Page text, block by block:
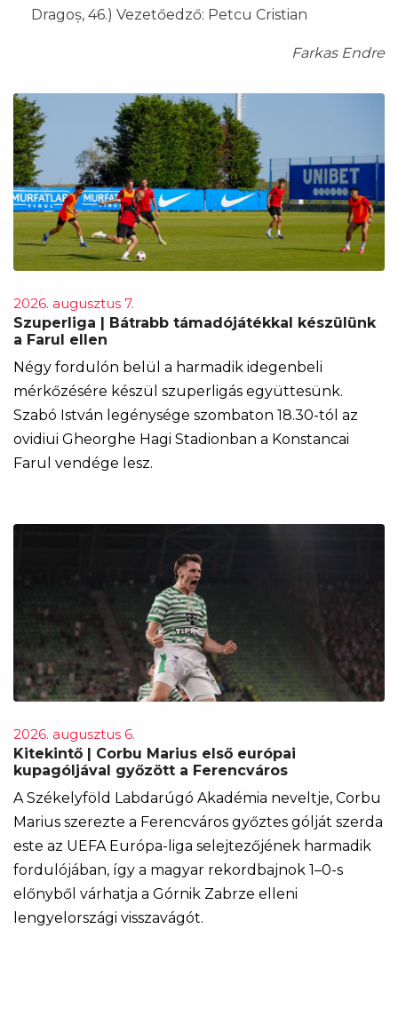
Dragoș, 46.) Vezetőedző: Petcu Cristian
Farkas Endre
2026. augusztus 7.
Szuperliga | Bátrabb támadójátékkal készülünk
a Farul ellen
Négy fordulón belül a harmadik idegenbeli
mérkőzésére készül szuperligás együttesünk.
Szabó István legénysége szombaton 18.30-tól az
ovidiui Gheorghe Hagi Stadionban a Konstancai
Farul vendége lesz.
2026. augusztus 6.
Kitekintő | Corbu Marius első európai
kupagóljával győzött a Ferencváros
A Székelyföld Labdarúgó Akadémia neveltje, Corbu
Marius szerezte a Ferencváros győztes gólját szerda
este az UEFA Európa-liga selejtezőjének harmadik
fordulójában, így a magyar rekordbajnok 1–0-s
előnyből várhatja a Górnik Zabrze elleni
lengyelországi visszavágót.